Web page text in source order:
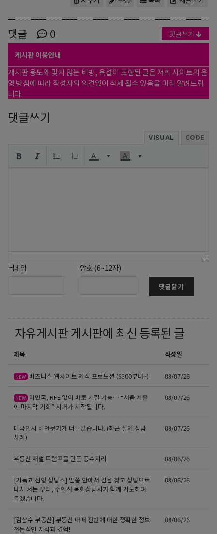
댓글 0 댓글쓰기
게시판 이용안내
게시판 용도와 맞지 않는 비방, 욕설이 포함된 글은 저희 사이트의 운
영 방침에 따라 작성자의 의견없이 삭제 될수 있음을 미리 알려드립
니다.
댓글쓰기
VISUAL CODE
닉네임 암호 (6~12자)
댓글달기
자유게시판 게시판에 최신 등록된 글
제목 작성일
NEW 비즈니스 웹사이트 제작 프로모션 ($300부터~) 08/07/26
NEW 이민국, RFE 없이 바로 거절 가능… “처음 제출
이 마지막 기회” 시대가 시작됩니다.
08/07/26
미국입시 비전문가가 너무많습니다. (최근 실제 상담
사례)
08/07/26
부동산 재벌 트럼프를 만든 풍수지리 08/06/26
[기독교 신앙 상담소] 말씀 안에서 길을 찾고 상담으로
다시 서는 우리, 주인섭 목회상담사가 함께 기도하며
돕겠습니다.
08/06/26
[김삼수 부동산] 부동산 매매 전반에 대한 정확한 정보!
전문적인 지식과 경험!
08/06/26